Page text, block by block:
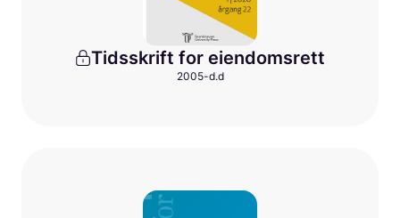
Tidsskrift for eiendomsrett
2005-d.d